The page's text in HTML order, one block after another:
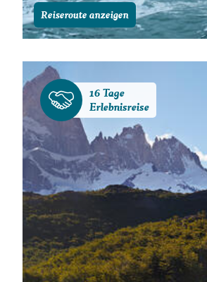
Reiseroute anzeigen
16 Tage
Erlebnisreise